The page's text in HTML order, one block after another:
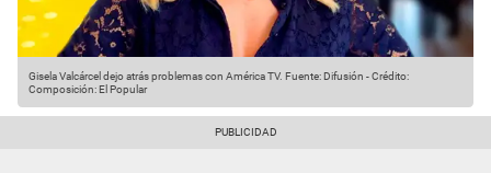
Gisela Valcárcel dejo atrás problemas con América TV. Fuente: Difusión -Crédito:
Composición: El Popular